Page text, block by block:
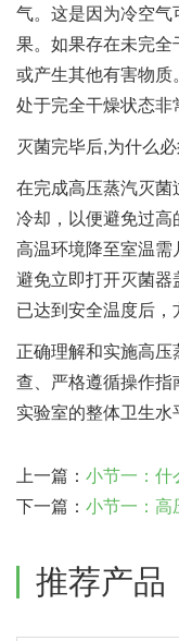
气。这是因为冷空气
果。如果存在未完全
或产生其他有害物质
处于完全干燥状态非
灭菌完毕后,为什么
在完成高压蒸汽灭菌
冷却，以便避免过高
高温环境降至室温需
避免立即打开灭菌器
已达到安全温度后，
正确理解和实施高压
查、严格遵循操作指
实验室的整体卫生水
上一篇： 小节一：什
下一篇： 小节一：高
推荐产品